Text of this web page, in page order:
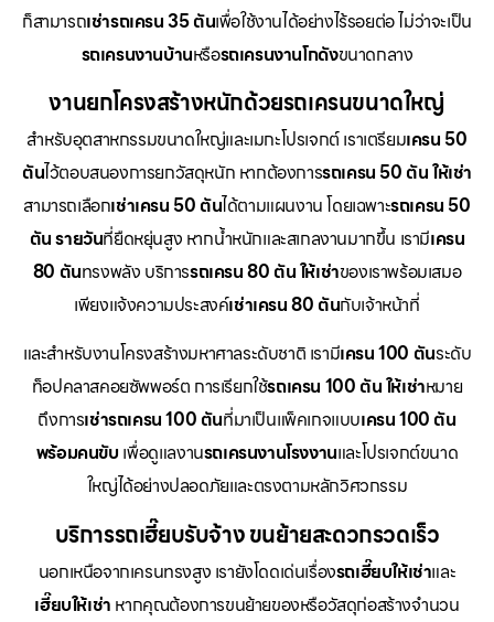
ก็สามารถเช่ารถเครน 35 ตันเพื่อใช้งานได้อย่างไร้รอยต่อ ไม่ว่าจะเป็น
รถเครนงานบ้านหรือรถเครนงานโกดังขนาดกลาง
งานยกโครงสร้างหนักด้วยรถเครนขนาดใหญ่
สำหรับอุตสาหกรรมขนาดใหญ่และเมกะโปรเจกต์ เราเตรียมเครน 50
ตันไว้ตอบสนองการยกวัสดุหนัก หากต้องการรถเครน 50 ตัน ให้เช่า
สามารถเลือกเช่าเครน 50 ตันได้ตามแผนงาน โดยเฉพาะรถเครน 50
ตัน รายวันที่ยืดหยุ่นสูง หากน้ำหนักและสเกลงานมากขึ้น เรามีเครน
80 ตันทรงพลัง บริการรถเครน 80 ตัน ให้เช่าของเราพร้อมเสมอ
เพียงแจ้งความประสงค์เช่าเครน 80 ตันกับเจ้าหน้าที่
และสำหรับงานโครงสร้างมหาศาลระดับชาติ เรามีเครน 100 ตันระดับ
ท็อปคลาสคอยซัพพอร์ต การเรียกใช้รถเครน 100 ตัน ให้เช่าหมาย
ถึงการเช่ารถเครน 100 ตันที่มาเป็นแพ็คเกจแบบเครน 100 ตัน
พร้อมคนขับ เพื่อดูแลงานรถเครนงานโรงงานและโปรเจกต์ขนาด
ใหญ่ได้อย่างปลอดภัยและตรงตามหลักวิศวกรรม
บริการรถเฮี๊ยบรับจ้าง ขนย้ายสะดวกรวดเร็ว
นอกเหนือจากเครนทรงสูง เรายังโดดเด่นเรื่องรถเฮี๊ยบให้เช่าและ
เฮี๊ยบให้เช่า หากคุณต้องการขนย้ายของหรือวัสดุก่อสร้างจำนวน